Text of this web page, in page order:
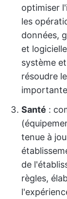
optimiser
les
données,
et
système
résoudre
Santé :
tenue à
de
règles,